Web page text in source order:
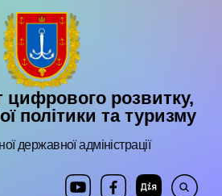
цифрового розвитку,
політики та туризму
державної адміністрації